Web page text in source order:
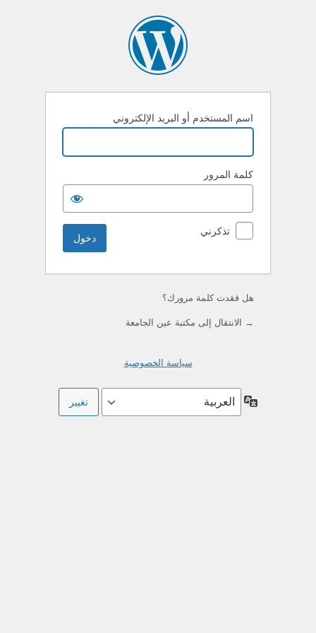
اسم المستخدم أو البريد الإلكتروني
كلمة المرور
تذكرني
هل فقدت كلمة مرورك؟
→ الانتقال إلى مكتبة عين الجامعة
سياسة الخصوصية
اللغة